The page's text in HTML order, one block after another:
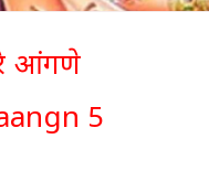
आंगणे
5